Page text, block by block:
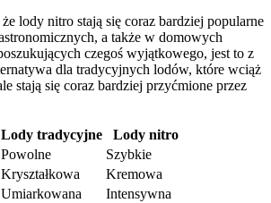
‍lody nitro ‍stają⁢ się coraz ‍bardziej popularne
a także w domowych⁢
czegoś wyjątkowego,⁢ jest to z⁢
dla tradycyjnych lodów, które wciąż
stają się ⁤coraz bardziej przyćmione‌ przez⁣
Lody tradycyjne
Lody‍ nitro
Powolne
Szybkie
Kryształkowa
Kremowa
Umiarkowana
Intensywna